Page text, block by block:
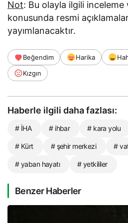
Not: Bu olayla ilgili
konusunda resmi
yayımlanacaktır.
Beğendim Harika
Kızgın
Haberle ilgili daha fazlası:
# İHA # ihbar # kara yolu
# Kürt # şehir merkezi #
# yaban hayatı # yetkililer
Benzer Haberler